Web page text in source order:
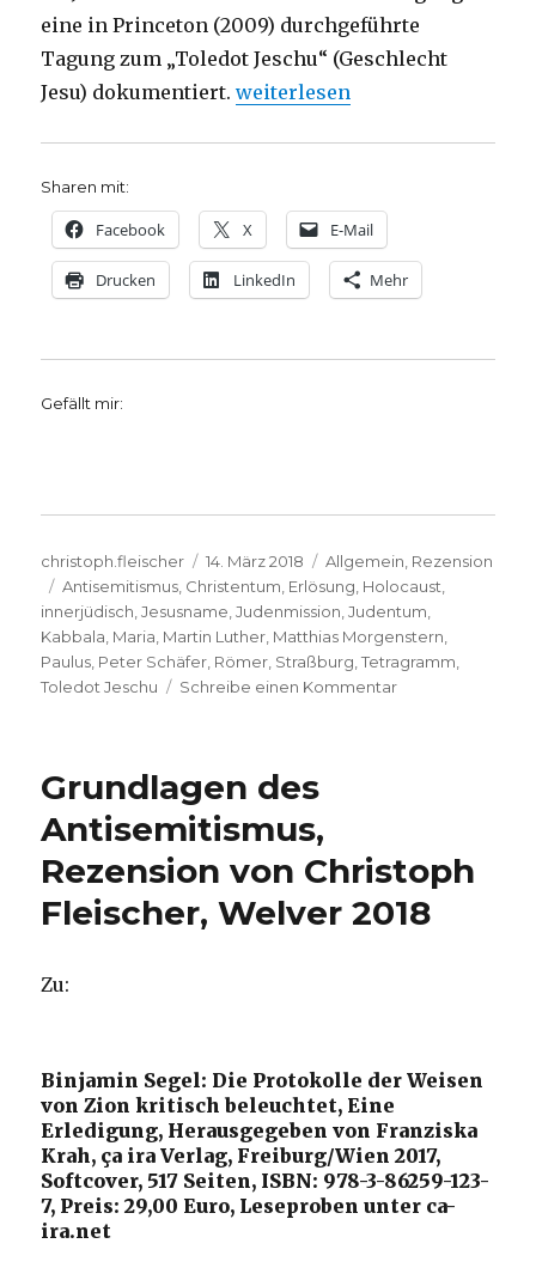
eine in Princeton (2009) durchgeführte
Tagung zum „Toledot Jeschu“ (Geschlecht
Jesu) dokumentiert.„Jüdische Parodie Jesu,
weiterlesen
Sharen mit:
Facebook X E-Mail
Drucken LinkedIn Mehr
Gefällt mir:
Autor
christoph.fleischer
Veröffentlicht
am
14. März 2018 Kategorien
Allgemein Rezension
Schlagwörter
Antisemitismus Christentum Erlösung Holocaust
innerjüdisch ,Jesusname ,Judenmission ,Judentum
Kabbala Maria Martin Luther Matthias Morgenstern
Paulus Peter Schäfer Römer Straßburg ,Tetragramm
Toledot Jeschu
Schreibe einen Kommentarzu
Fleischer,
Welver
2018
Grundlagen des
Antisemitismus,
Rezension von Christoph
Fleischer, Welver 2018
Zu:
Binjamin Segel: Die Protokolle der Weisen
von Zion kritisch beleuchtet, Eine
Erledigung, Herausgegeben von Franziska
Krah, ça ira Verlag, Freiburg/Wien 2017,
Softcover, 517 Seiten, ISBN: 978-3-86259-123-
7, Preis: 29,00 Euro, Leseproben unter ca-
ira.net